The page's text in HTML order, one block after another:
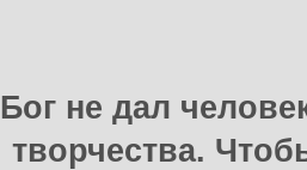
Бог не дал
творчества.